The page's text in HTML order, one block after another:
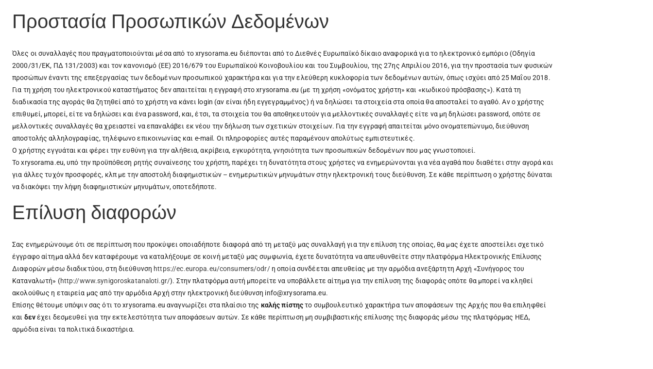
Προστασία Προσωπικών Δεδομένων
Όλες οι συναλλαγές που πραγματοποιούνται μέσα από το xrysorama.eu διέπονται από το Διεθνές Ευρωπαϊκό δίκαιο αναφορικά για το ηλεκτρονικό εμπόριο (Οδηγία
2000/31/ΕΚ, ΠΔ 131/2003) και τον κανονισμό (ΕΕ) 2016/679 του Ευρωπαϊκού Κοινοβουλίου και του Συμβουλίου, της 27ης Απριλίου 2016, για την προστασία των φυσικών
προσώπων έναντι της επεξεργασίας των δεδομένων προσωπικού χαρακτήρα και για την ελεύθερη κυκλοφορία των δεδομένων αυτών, όπως ισχύει από 25 Μαΐου 2018.
Για τη χρήση του ηλεκτρονικού καταστήματος δεν απαιτείται η εγγραφή στο xrysorama.eu (με τη χρήση «ονόματος χρήστη» και «κωδικού πρόσβασης»). Κατά τη
διαδικασία της αγοράς θα ζητηθεί από το χρήστη να κάνει login (αν είναι ήδη εγγεγραμμένος) ή να δηλώσει τα στοιχεία στα οποία θα αποσταλεί το αγαθό. Αν ο χρήστης
επιθυμεί, μπορεί, είτε να δηλώσει και ένα password, και, έτσι, τα στοιχεία του θα αποθηκευτούν για μελλοντικές συναλλαγές είτε να μη δηλώσει password, οπότε σε
μελλοντικές συναλλαγές θα χρειαστεί να επαναλάβει εκ νέου την δήλωση των σχετικών στοιχείων. Για την εγγραφή απαιτείται μόνο ονοματεπώνυμο, διεύθυνση
αποστολής αλληλογραφίας, τηλέφωνο επικοινωνίας και e-mail. Οι πληροφορίες αυτές παραμένουν απολύτως εμπιστευτικές.
Ο χρήστης εγγυάται και φέρει την ευθύνη για την αλήθεια, ακρίβεια, εγκυρότητα, γνησιότητα των προσωπικών δεδομένων που μας γνωστοποιεί.
Το xrysorama.eu, υπό την προϋπόθεση ρητής συναίνεσης του χρήστη, παρέχει τη δυνατότητα στους χρήστες να ενημερώνονται για νέα αγαθά που διαθέτει στην αγορά και
για άλλες τυχόν προσφορές, κλπ με την αποστολή διαφημιστικών – ενημερωτικών μηνυμάτων στην ηλεκτρονική τους διεύθυνση. Σε κάθε περίπτωση ο χρήστης δύναται
να διακόψει την λήψη διαφημιστικών μηνυμάτων, οποτεδήποτε.
Επίλυση διαφορών
Σας ενημερώνουμε ότι σε περίπτωση που προκύψει οποιαδήποτε διαφορά από τη μεταξύ μας συναλλαγή για την επίλυση της οποίας, θα μας έχετε αποστείλει σχετικό
έγγραφο αίτημα αλλά δεν καταφέρουμε να καταλήξουμε σε κοινή μεταξύ μας συμφωνία, έχετε δυνατότητα να απευθυνθείτε στην πλατφόρμα Ηλεκτρονικής Επίλυσης
Διαφορών μέσω διαδικτύου, στη διεύθυνση https://ec.europa.eu/consumers/odr/η οποία συνδέεται απευθείας με την αρμόδια ανεξάρτητη Αρχή «Συνήγορος του
Καταναλωτή» (http://www.synigoroskatanaloti.gr/). Στην πλατφόρμα αυτή μπορείτε να υποβάλλετε αίτημα για την επίλυση της διαφοράς οπότε θα μπορεί να κληθεί
ακολούθως η εταιρεία μας από την αρμόδια Αρχή στην ηλεκτρονική διεύθυνση info@xrysorama.eu.
Επίσης θέτουμε υπόψιν σας ότι το xrysorama.eu αναγνωρίζει στα πλαίσιο της καλής πίστηςτο συμβουλευτικό χαρακτήρα των αποφάσεων της Αρχής που θα επιληφθεί
και δενέχει δεσμευθεί για την εκτελεστότητα των αποφάσεων αυτών. Σε κάθε περίπτωση μη συμβιβαστικής επίλυσης της διαφοράς μέσω της πλατφόρμας ΗΕΔ,
αρμόδια είναι τα πολιτικά δικαστήρια.